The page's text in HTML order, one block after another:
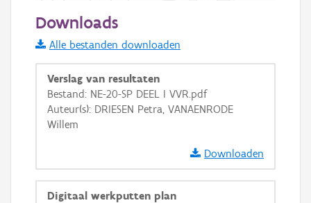
Informatie Vlaanderen
i
+ −
Downloads
Alle bestanden downloaden
Verslag van resultaten
Bestand: NE-20-SP DEEL I VVR.pdf
Auteur(s): DRIESEN Petra, VANAENRODE
Willem
Downloaden
Digitaal werkputten plan